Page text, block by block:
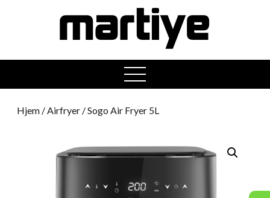
open
menu
Hjem /Airfryer / Sogo Air Fryer 5L